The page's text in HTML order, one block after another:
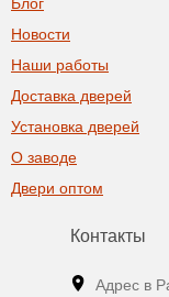
Новости
Наши работы
Доставка дверей
Установка дверей
О заводе
Двери оптом
Контакты
Адрес в